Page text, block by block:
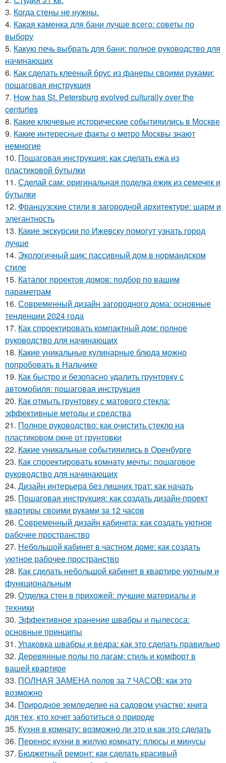
3. Когда стены не нужны.
4. Какая каменка для бани лучше всего: советы по
выбору
5. Какую печь выбрать для бани: полное руководство для
начинающих
6. Как сделать клееный брус из фанеры своими руками:
пошаговая инструкция
7. How has St. Petersburg evolved culturally over the
centuries
8. Какие ключевые исторические событияились в Москве
9. Какие интересные факты о метро Москвы знают
немногие
10. Пошаговая инструкция: как сделать ежа из
пластиковой бутылки
11. Сделай сам: оригинальная поделка ежик из семечек и
бутылки
12. Французские стили в загородной архитектуре: шарм и
элегантность
13. Какие экскурсии по Ижевску помогут узнать город
лучше
14. Экологичный шик: пассивный дом в нормандском
стиле
15. Каталог проектов домов: подбор по вашим
параметрам
16. Современный дизайн загородного дома: основные
тенденции 2024 года
17. Как спроектировать компактный дом: полное
руководство для начинающих
18. Какие уникальные кулинарные блюда можно
попробовать в Нальчике
19. Как быстро и безопасно удалить грунтовку с
автомобиля: пошаговая инструкция
20. Как отмыть грунтовку с матового стекла:
эффективные методы и средства
21. Полное руководство: как очистить стекло на
пластиковом окне от грунтовки
22. Какие уникальные событияились в Оренбурге
23. Как спроектировать комнату мечты: пошаговое
руководство для начинающих
24. Дизайн интерьера без лишних трат: как начать
25. Пошаговая инструкция: как создать дизайн-проект
квартиры своими руками за 12 часов
26. Современный дизайн кабинета: как создать уютное
рабочее пространство
27. Небольшой кабинет в частном доме: как создать
уютное рабочее пространство
28. Как сделать небольшой кабинет в квартире уютным и
функциональным
29. Отделка стен в прихожей: лучшие материалы и
техники
30. Эффективное хранение швабры и пылесоса:
основные принципы
31. Упаковка швабры и ведра: как это сделать правильно
32. Деревянные полы по лагам: стиль и комфорт в
вашей квартире
33. ПОЛНАЯ ЗАМЕНА полов за 7 ЧАСОВ: как это
возможно
34. Природное земледелие на садовом участке: книга
для тех, кто хочет заботиться о природе
35. Кухня в комнату: возможно ли это и как это сделать
36. Перенос кухни в жилую комнату: плюсы и минусы
37. Бюджетный ремонт: как сделать красивый